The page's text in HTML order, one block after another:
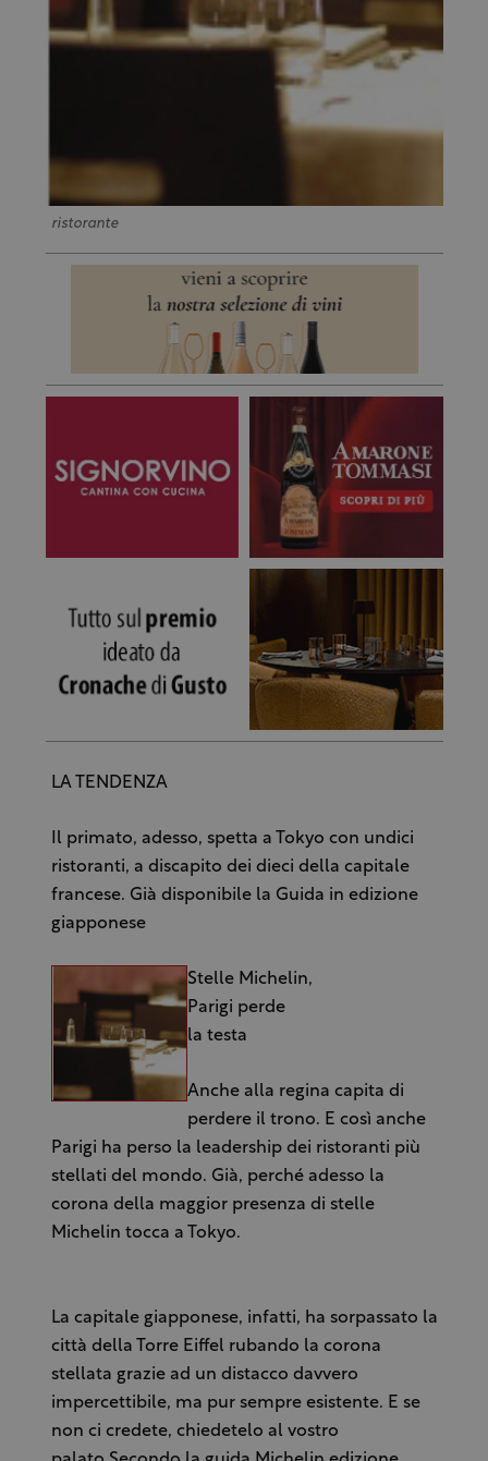
ristorante
LA TENDENZA
Il primato, adesso, spetta a Tokyo con undici
ristoranti, a discapito dei dieci della capitale
francese. Già disponibile la Guida in edizione
giapponese
Stelle Michelin,
Parigi perde
la testa
Anche alla regina capita di
perdere il trono. E così anche
Parigi ha perso la leadership dei ristoranti più
stellati del mondo. Già, perché adesso la
corona della maggior presenza di stelle
Michelin tocca a Tokyo.
La capitale giapponese, infatti, ha sorpassato la
città della Torre Eiffel rubando la corona
stellata grazie ad un distacco davvero
impercettibile, ma pur sempre esistente. E se
non ci credete, chiedetelo al vostro